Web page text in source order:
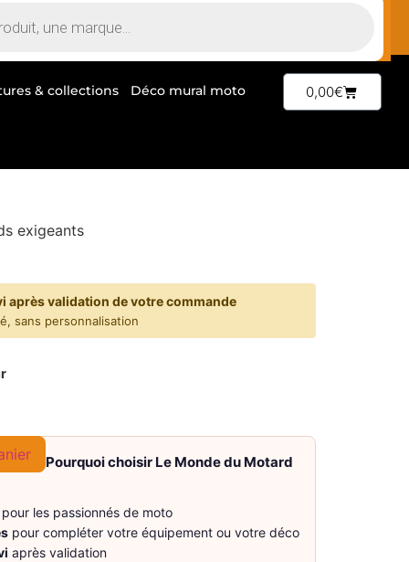
& collections Déco mural moto 0,00€
exigeants
après validation de votre commande
sans personnalisation
Pourquoi choisir Le Monde du Motard
pour les passionnés de moto
pour compléter votre équipement ou votre déco
après validation